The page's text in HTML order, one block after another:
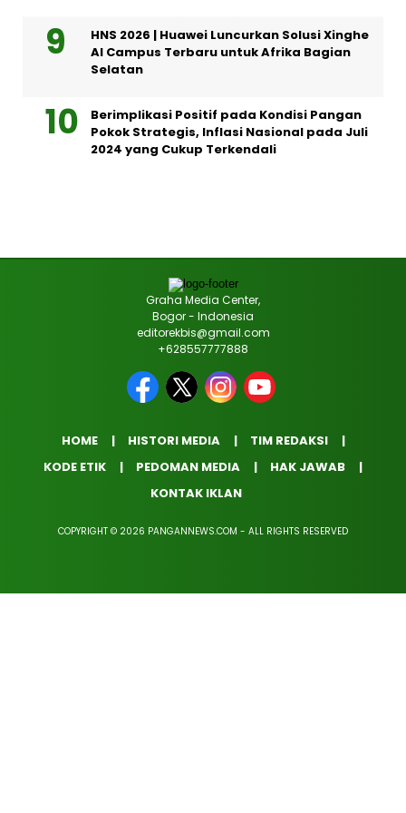
HNS 2026 | Huawei Luncurkan Solusi Xinghe
AI Campus Terbaru untuk Afrika Bagian
Selatan
Berimplikasi Positif pada Kondisi Pangan
Pokok Strategis, Inflasi Nasional pada Juli
2024 yang Cukup Terkendali
Graha Media Center,
Bogor - Indonesia
editorekbis@gmail.com
+628557777888
HOME HISTORI MEDIA
TIM REDAKSI
KODE ETIK
PEDOMAN MEDIA
HAK JAWAB
KONTAK IKLAN
COPYRIGHT © 2026 PANGANNEWS.COM - ALL RIGHTS RESERVED